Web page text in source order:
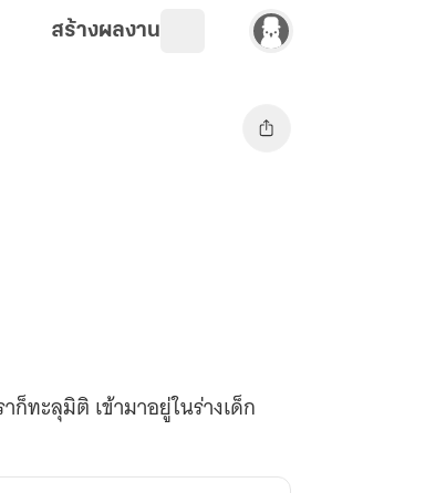
สร้างผลงาน
ทะลุมิติ เข้ามาอยู่ในร่างเด็ก